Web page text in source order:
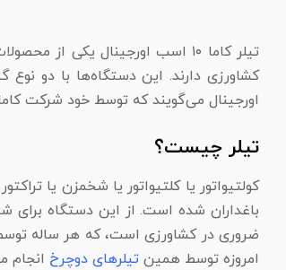
کشاورزی دارند. این دستگاه‌ها با دو
اورجینال می‌گویند که توسط خود شرکت
تیلر چیست؟
کولتیواتور یا کلتیواتور یا شخمزن یا
باغداران شده است. از این دستگاه
ضروری در کشاورزی است، که هر ساله
امروزه توسط همین تیلر‌های دوچرخ انجام